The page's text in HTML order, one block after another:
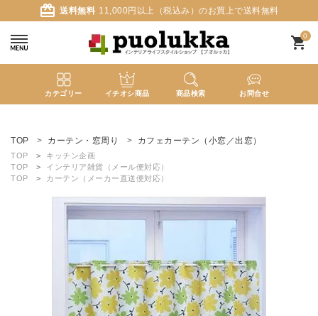
card_giftcard 送料無料 11,000円以上（税込み）のお買上で送料無料
0
shopping_cart
カテゴリー イチオシ商品 商品検索 お問合せ
ようこそ ゲスト 様
meeting_room ログイン person 新規会員登録
search
カテゴリーから探す
TOP カーテン・窓周り カフェカーテン（小窓／出窓）
TOP
キッチン企画
TOP
インテリア雑貨（メール便対応）
TOP
カーテン（メーカー直送便対応）